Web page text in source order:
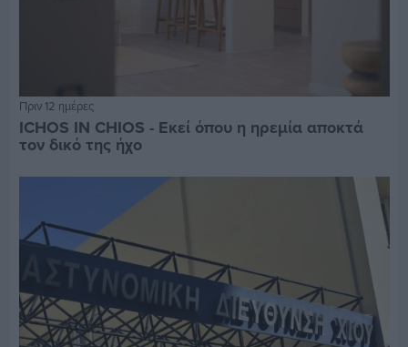
Πριν 12 ημέρες
ICHOS IN CHIOS - Εκεί όπου η ηρεμία αποκτά
τον δικό της ήχο